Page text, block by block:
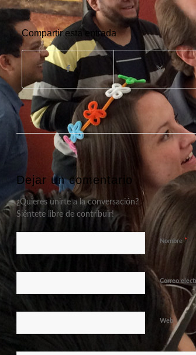
Compartir esta entrada
Dejar un comentario
¿Quieres unirte a la conversación?
Siéntete libre de contribuir!
Nombre*
Correo
Web